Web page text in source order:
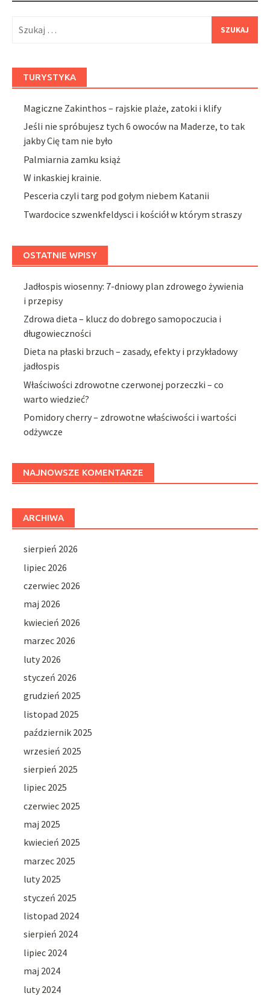
TURYSTYKA
Magiczne Zakinthos – rajskie plaże, zatoki i klify
Jeśli nie spróbujesz tych 6 owoców na Maderze, to tak
jakby Cię tam nie było
Palmiarnia zamku książ
W inkaskiej krainie.
Pesceria czyli targ pod gołym niebem Katanii
Twardocice szwenkfeldysci i kościół w którym straszy
OSTATNIE WPISY
Jadłospis wiosenny: 7-dniowy plan zdrowego żywienia
i przepisy
Zdrowa dieta – klucz do dobrego samopoczucia i
długowieczności
Dieta na płaski brzuch – zasady, efekty i przykładowy
jadłospis
Właściwości zdrowotne czerwonej porzeczki – co
warto wiedzieć?
Pomidory cherry – zdrowotne właściwości i wartości
odżywcze
NAJNOWSZE KOMENTARZE
ARCHIWA
sierpień 2026
lipiec 2026
czerwiec 2026
maj 2026
kwiecień 2026
marzec 2026
luty 2026
styczeń 2026
grudzień 2025
listopad 2025
październik 2025
wrzesień 2025
sierpień 2025
lipiec 2025
czerwiec 2025
maj 2025
kwiecień 2025
marzec 2025
luty 2025
styczeń 2025
listopad 2024
sierpień 2024
lipiec 2024
maj 2024
luty 2024